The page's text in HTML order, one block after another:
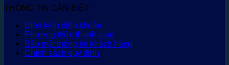
THÔNG TIN CẦN BIẾT
Điều kiện điều khoản
Phương thức thanh toán
Bảo mật thông tin khách hàng
Chính sách quy định